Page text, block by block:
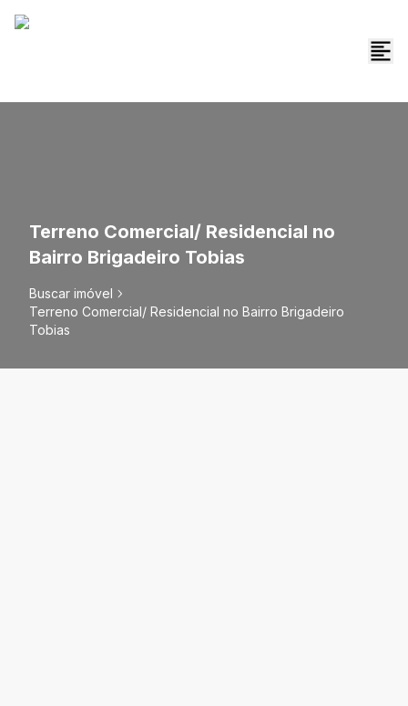
Terreno Comercial/ Residencial no
Bairro Brigadeiro Tobias
Buscar imóvel
Terreno Comercial/ Residencial no Bairro Brigadeiro
Tobias